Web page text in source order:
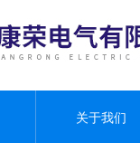
关于我们